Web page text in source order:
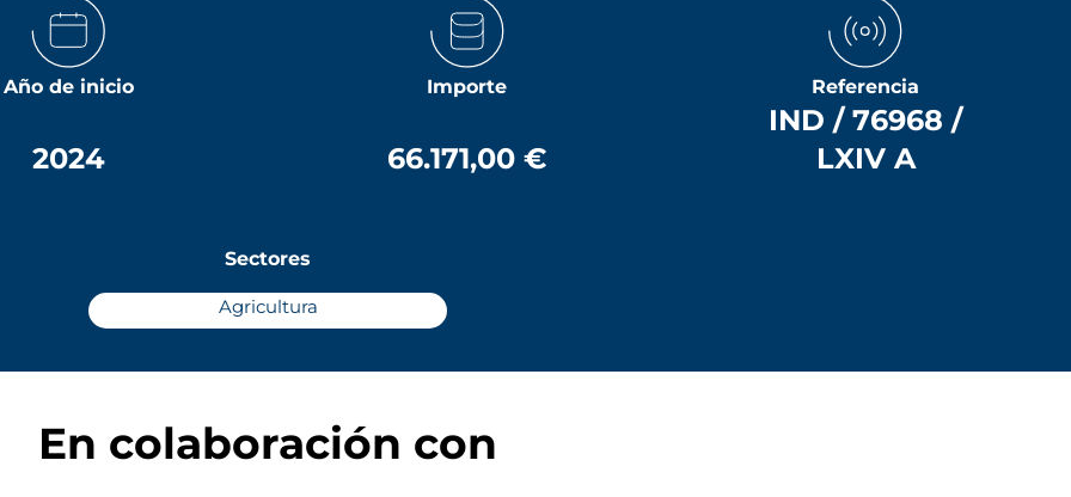
Año de inicio
2024
Importe
66.171,00 €
Referencia
IND / 76968 /
LXIV A
Sectores
Agricultura
En colaboración con